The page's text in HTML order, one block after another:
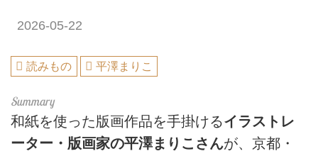
2026-05-22
読みもの 平澤まりこ
和紙を使った版画作品を手掛けるイラストレ
ーター・版画家の平澤まりこさんが、京都・